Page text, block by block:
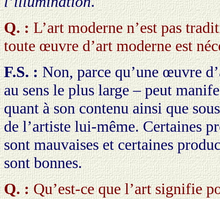
Q. :L’art moderne n’est pas
toute œuvre d’art moderne est
F.S. :Non, parce qu’une œuvre
au sens le plus large – peut
quant à son contenu ainsi que
de l’artiste lui-même. Certaines
sont mauvaises et certaines
sont bonnes.
Q. :Qu’est-ce que l’art signifie